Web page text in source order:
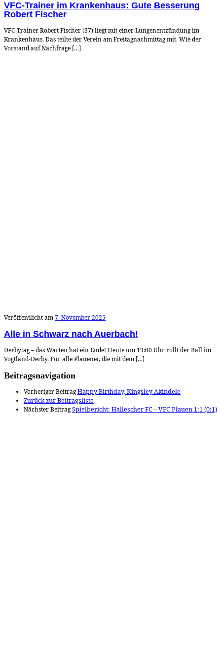
VFC-Trainer im Krankenhaus: Gute Besserung
Robert Fischer
VFC-Trainer Robert Fischer (37) liegt mit einer Lungenentzündung im
Krankenhaus. Das teilte der Verein am Freitagnachmittag mit. Wie der
Vorstand auf Nachfrage […]
Veröffentlicht am7. November 2025
Alle in Schwarz nach Auerbach!
Derbytag – das Warten hat ein Ende! Heute um 19:00 Uhr rollt der Ball im
Vogtland-Derby. Für alle Plauener, die mit dem […]
Beitragsnavigation
Vorheriger BeitragHappy Birthday, Kingsley Akindele
Zurück zur Beitragsliste
Nächster BeitragSpielbericht: Hallescher FC – VFC Plauen 1:1 (0:1)